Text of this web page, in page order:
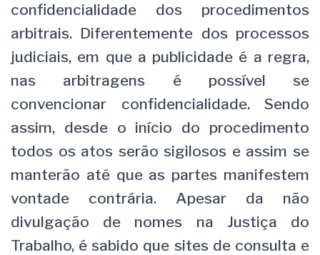
confidencialidade dos procedimentos
arbitrais. Diferentemente dos processos
judiciais, em que a publicidade é a regra,
nas arbitragens é possível se
convencionar confidencialidade. Sendo
assim, desde o início do procedimento
todos os atos serão sigilosos e assim se
manterão até que as partes manifestem
vontade contrária. Apesar da não
divulgação de nomes na Justiça do
Trabalho, é sabido que sites de consulta e